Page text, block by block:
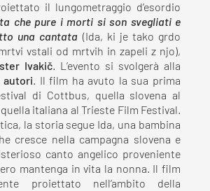
il lungometraggio d’esordio
che pure i morti si son svegliati e
una cantata (Ida, ki je tako grdo
vstali od mrtvih in zapeli z njo),
Ivakič. L’evento si svolgerà alla
autori. Il film ha avuto la sua prima
di Cottbus, quella slovena al
italiana al Trieste Film Festival.
la storia segue Ida, una bambina
cresce nella campagna slovena e
canto angelico proveniente
mantenga in vita la nonna. Il film
proiettato nell’ambito della